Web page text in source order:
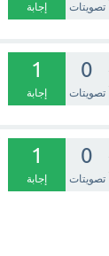
تصويتات إجابة
0
تصويتات
1
إجابة
0
تصويتات
1
إجابة